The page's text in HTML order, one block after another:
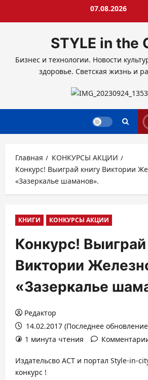
07.08.2026
STYLE in the
Бизнес и технологии. Новости
здоровье. Светская жизнь и
Главная
КОНКУРСЫ АКЦИИ
Конкурс! Выиграй книгу Виктории
«Зазеркалье шаманов».
КНИГИ КОНКУРСЫ АКЦИИ
Конкурс! Выиграй
Виктории
«Зазеркалье
Редактор
14.02.2017 (Последнее
1 минута чтения
Издательсво АСТ и портал Style-in-
конкурс !